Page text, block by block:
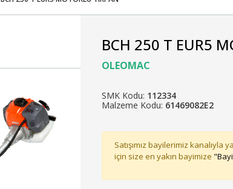
BCH 250 T EUR5
OLEOMAC
SMK Kodu: 112334
Malzeme Kodu: 61469082E2
Satışımız bayilerimiz kanalıyla
için size en yakın bayimize